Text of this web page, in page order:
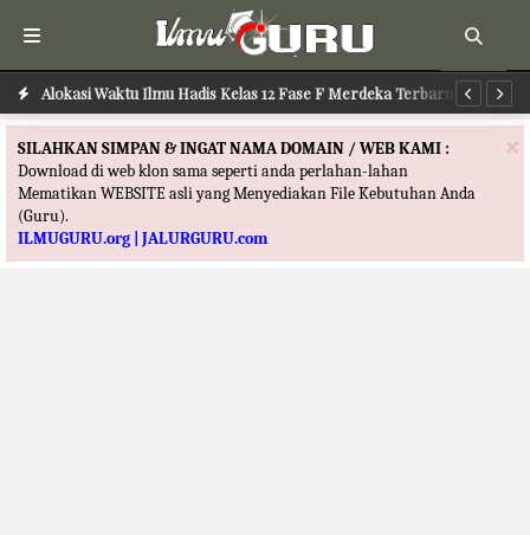
Alokasi Waktu Ilmu Hadis Kelas 12 Fase F Merdeka Terbaru
×
SILAHKAN SIMPAN & INGAT NAMA DOMAIN / WEB KAMI :
Download di web klon sama seperti anda perlahan-lahan
Mematikan WEBSITE asli yang Menyediakan File Kebutuhan Anda
(Guru).
ILMUGURU.org | JALURGURU.com